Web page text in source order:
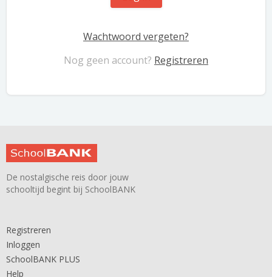
Wachtwoord vergeten?
Nog geen account? Registreren
De nostalgische reis door jouw
schooltijd begint bij SchoolBANK
Registreren
Inloggen
SchoolBANK PLUS
Help